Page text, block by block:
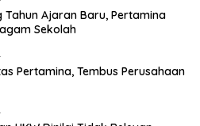
Tahun Ajaran Baru, Pertamina
Sekolah
Pertamina, Tembus Perusahaan